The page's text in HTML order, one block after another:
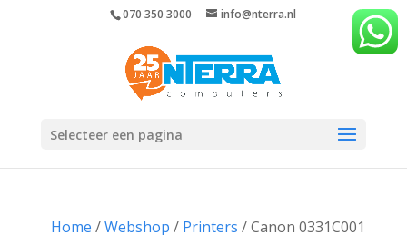
070 350 3000 info@nterra.nl
Selecteer een pagina
Home /Webshop / Printers / Canon 0331C001